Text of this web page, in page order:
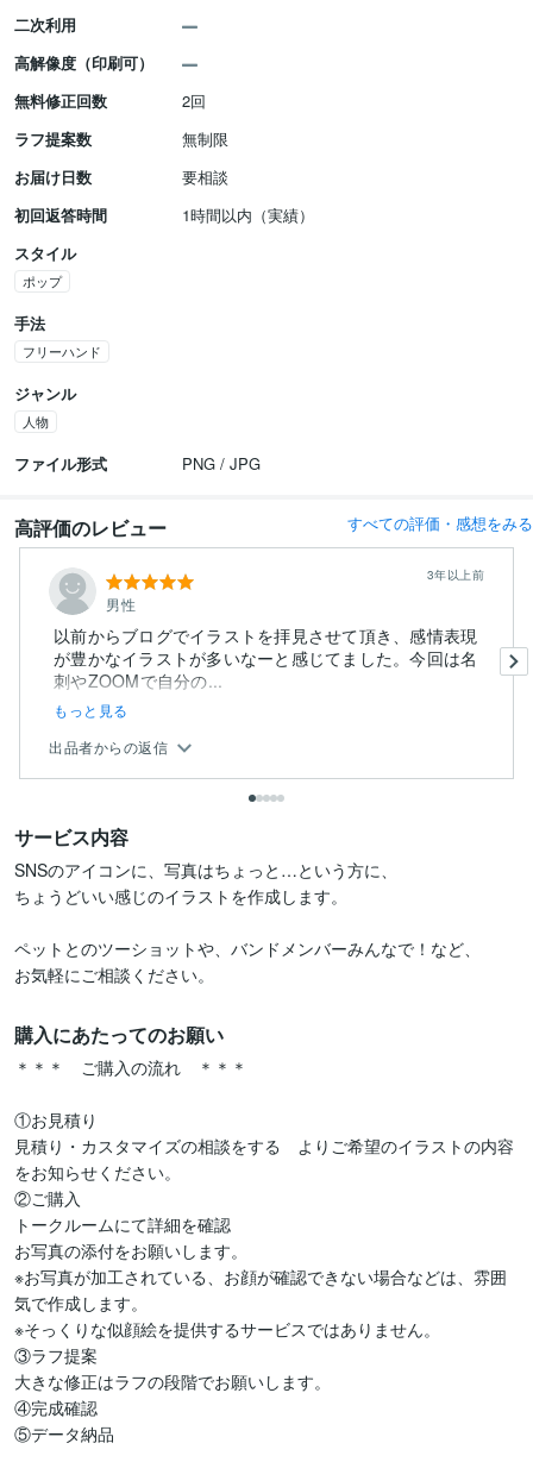
二次利用
高解像度（印刷可）
無料修正回数
2回
ラフ提案数
無制限
お届け日数
要相談
初回返答時間
1時間以内（実績）
スタイル
ポップ
手法
フリーハンド
ジャンル
人物
ファイル形式 PNG / JPG
高評価のレビュー すべての評価・感想をみる
男性
3年以上前
以前からブログでイラストを拝見させて頂き、感情表現
が豊かなイラストが多いなーと感じてました。今回は名
刺やZOOMで自分の...
もっと見る
出品者からの返信
サービス内容
SNSのアイコンに、写真はちょっと…という方に、
ちょうどいい感じのイラストを作成します。
ペットとのツーショットや、バンドメンバーみんなで！など、
お気軽にご相談ください。
購入にあたってのお願い
＊＊＊　ご購入の流れ　＊＊＊
①お見積り
見積り・カスタマイズの相談をする　よりご希望のイラストの内容
をお知らせください。
②ご購入
トークルームにて詳細を確認
お写真の添付をお願いします。
※お写真が加工されている、お顔が確認できない場合などは、雰囲
気で作成します。
※そっくりな似顔絵を提供するサービスではありません。
③ラフ提案
大きな修正はラフの段階でお願いします。
④完成確認
⑤データ納品